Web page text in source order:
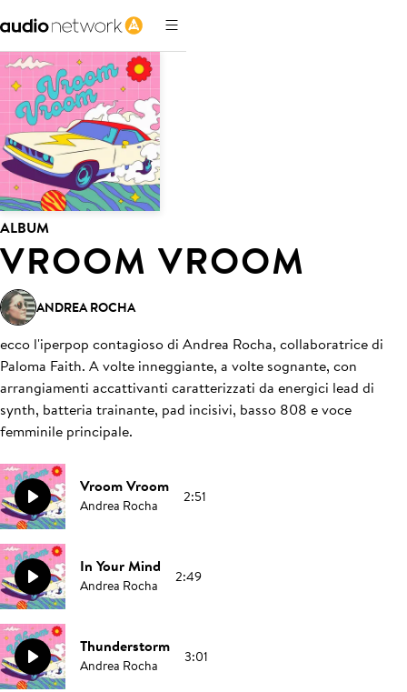
ALBUM
VROOM VROOM
ANDREA ROCHA
ecco l'iperpop contagioso di Andrea Rocha, collaboratrice di
Paloma Faith. A volte inneggiante, a volte sognante, con
arrangiamenti accattivanti caratterizzati da energici lead di
synth, batteria trainante, pad incisivi, basso 808 e voce
femminile principale.
Vroom Vroom
Andrea Rocha 2:51
In Your Mind
Andrea Rocha 2:49
Thunderstorm
Andrea Rocha 3:01